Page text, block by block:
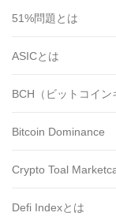
51%問題とは
ASICとは
BCH（ビットコイ
Bitcoin Dominance
Crypto Toal
Defi Indexとは